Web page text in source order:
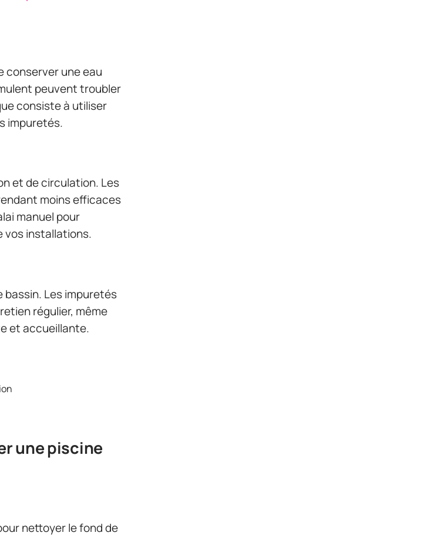
conserver une eau
peuvent troubler
consiste à utiliser
impuretés.
et de circulation. Les
moins efficaces
manuel pour
vos installations.
bassin. Les impuretés
régulier, même
et accueillante.
une piscine
nettoyer le fond de